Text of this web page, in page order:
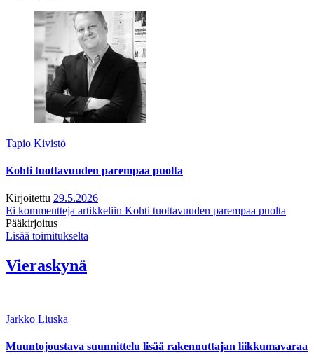
Tapio Kivistö
Kohti tuottavuuden parempaa puolta
Kirjoitettu 29.5.2026
Ei kommentteja artikkeliin Kohti tuottavuuden parempaa puolta
Pääkirjoitus
Lisää toimitukselta
Vieraskynä
Jarkko Liuska
Muuntojoustava suunnittelu lisää rakennuttajan liikkumavaraa